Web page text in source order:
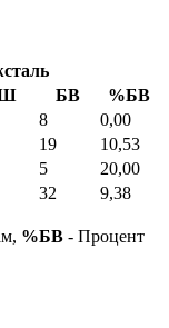
БВ
%БВ
8
0,00
19
10,53
5
20,00
32
9,38
%БВ - Процент